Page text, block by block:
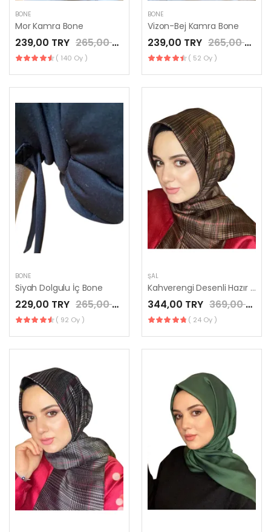
BONE
Mor Kamra Bone
239,00 TRY 265,00 TRY
( 140 Oy )
BONE
Vizon-Bej Kamra Bone
239,00 TRY 265,00 TRY
( 52 Oy )
BONE
Siyah Dolgulu İç Bone
229,00 TRY 265,00 TRY
( 92 Oy )
ŞAL
Kahverengi Desenli Hazır Şal
344,00 TRY 369,00 TRY
( 24 Oy )